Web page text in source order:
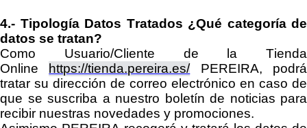
4.- Tipología Datos Tratados ¿Qué categoría de
datos se tratan?
Como Usuario/Cliente de la Tienda
Online
https://tienda.pereira.es/ PEREIRA, podrá
tratar su dirección de correo electrónico en caso de
que se suscriba a nuestro boletín de noticias para
recibir nuestras novedades y promociones.